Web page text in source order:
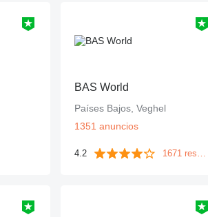
BAS World
Países Bajos, Veghel
1351 anuncios
4.2 1671 reseñas